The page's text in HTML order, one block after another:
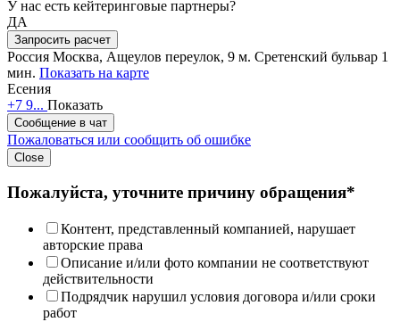
У нас есть кейтеринговые партнеры?
ДА
Запросить расчет
Россия Москва, Ащеулов переулок, 9 м. Сретенский бульвар 1
мин. Показать на карте
Есения
+7 9... Показать
Сообщение в чат
Пожаловаться или сообщить об ошибке
Close
Пожалуйста, уточните причину обращения*
Контент, представленный компанией, нарушает
авторские права
Описание и/или фото компании не соответствуют
действительности
Подрядчик нарушил условия договора и/или сроки
работ